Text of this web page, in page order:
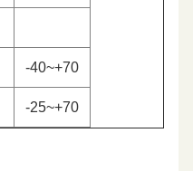
-40~+70
-25~+70